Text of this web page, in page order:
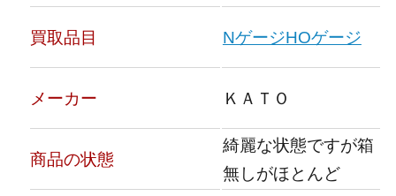
買取品目 NゲージHOゲージ
メーカー ＫＡＴＯ
商品の状態
綺麗な状態ですが箱
無しがほとんど